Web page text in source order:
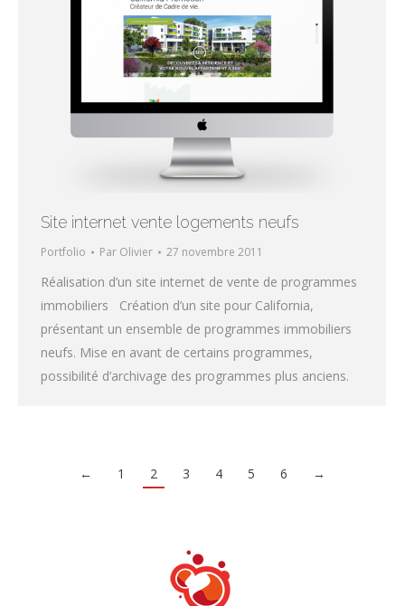
Site internet vente logements neufs
Portfolio Par Olivier 27 novembre 2011
Réalisation d’un site internet de vente de programmes
immobiliers Création d’un site pour California,
présentant un ensemble de programmes immobiliers
neufs. Mise en avant de certains programmes,
possibilité d’archivage des programmes plus anciens.
← 1 2 3 4 5 6 →